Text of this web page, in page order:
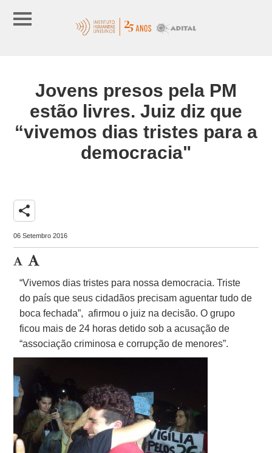
Jovens presos pela PM
estão livres. Juiz diz que
“vivemos dias tristes para a
democracia"
share
06 Setembro 2016
“Vivemos dias tristes para nossa democracia. Triste
do país que seus cidadãos precisam aguentar tudo de
boca fechada”, afirmou o juiz na decisão. O grupo
ficou mais de 24 horas detido sob a acusação de
“associação criminosa e corrupção de menores”.